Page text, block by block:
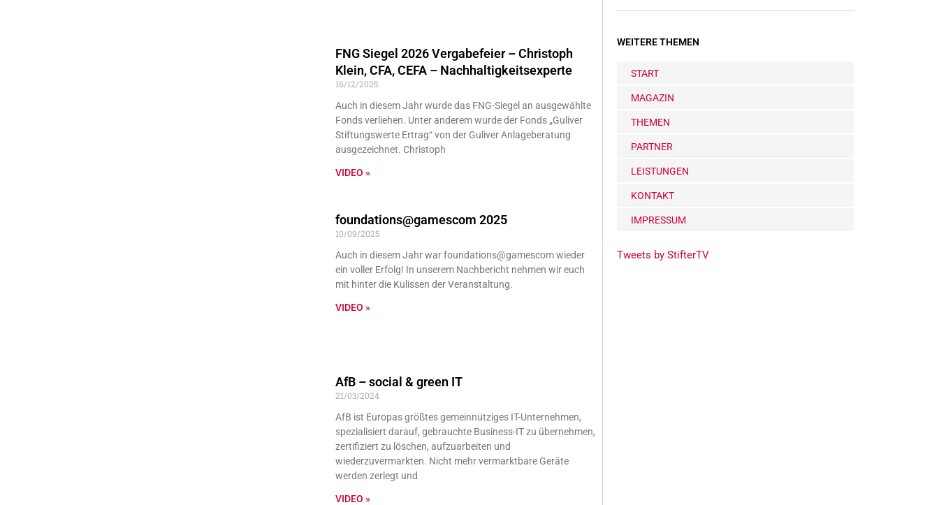
FNG Siegel 2026 Vergabefeier – Christoph
Klein, CFA, CEFA – Nachhaltigkeitsexperte
16/12/2025
Auch in diesem Jahr wurde das FNG-Siegel an ausgewählte
Fonds verliehen. Unter anderem wurde der Fonds „Guliver
Stiftungswerte Ertrag“ von der Guliver Anlageberatung
ausgezeichnet. Christoph
VIDEO »
foundations@gamescom 2025
10/09/2025
Auch in diesem Jahr war foundations@gamescom wieder
ein voller Erfolg! In unserem Nachbericht nehmen wir euch
mit hinter die Kulissen der Veranstaltung.
VIDEO »
AfB – social & green IT
21/03/2024
AfB ist Europas größtes gemeinnütziges IT-Unternehmen,
spezialisiert darauf, gebrauchte Business-IT zu übernehmen,
zertifiziert zu löschen, aufzuarbeiten und
wiederzuvermarkten. Nicht mehr vermarktbare Geräte
werden zerlegt und
VIDEO »
WEITERE THEMEN
START
MAGAZIN
THEMEN
PARTNER
LEISTUNGEN
KONTAKT
IMPRESSUM
Tweets by StifterTV